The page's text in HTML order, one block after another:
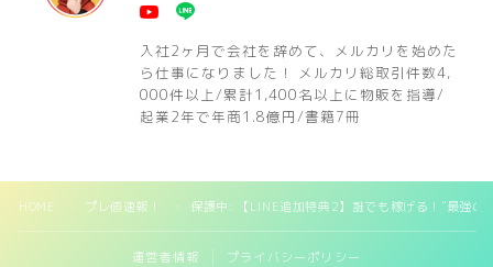
入社2ヶ月で会社を辞めて、メルカリを始めた
ら仕事になりました！ メルカリ総取引件数4,
000件以上/累計1,400名以上に物販を指導/
起業2年で年商1.8億円/書籍7冊
HOME プレ値速報！ 保護中: 【LINE追加特典2】誰でも稼げる！”最強の
運営者情報 プライバシーポリシー